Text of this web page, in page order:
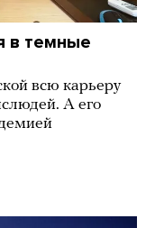
в темные
всю карьеру
А его